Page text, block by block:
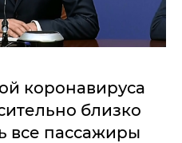
коронавируса
близко
все пассажиры